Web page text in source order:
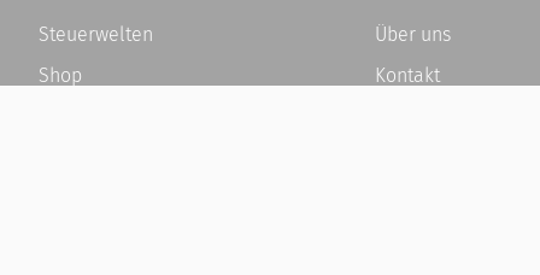
Steuerwelten
Shop
Über uns
Kontakt